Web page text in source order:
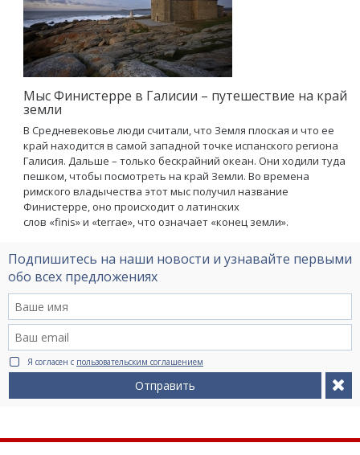
Мыс Финистерре в Галисии – путешествие на край
земли
В Средневековье люди считали, что Земля плоская и что ее
край находится в самой западной точке испанского региона
Галисия. Дальше – только бескрайний океан. Они ходили туда
пешком, чтобы посмотреть на край Земли. Во времена
римского владычества этот мыс получил название
Финистерре, оно происходит о латинских
слов «finis» и «terrae», что означает «конец земли».
Подпишитесь на наши новости и узнавайте первыми
обо всех предложениях
Я согласен с пользовательским соглашением
Отправить